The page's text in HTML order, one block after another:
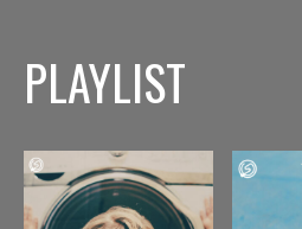
PLAYLIST